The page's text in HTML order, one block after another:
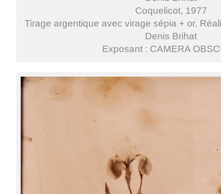
Coquelicot, 1977
Tirage argentique avec virage sépia + or.
Denis Brihat
Exposant : CAMERA